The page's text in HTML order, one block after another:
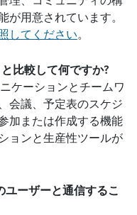
が用意されています。
してください。
比較して何ですか?
ケーションとチームワ
会議、予定表のスケジ
加または作成する機能
ョンと生産性ツールが
ユーザーと通信するこ